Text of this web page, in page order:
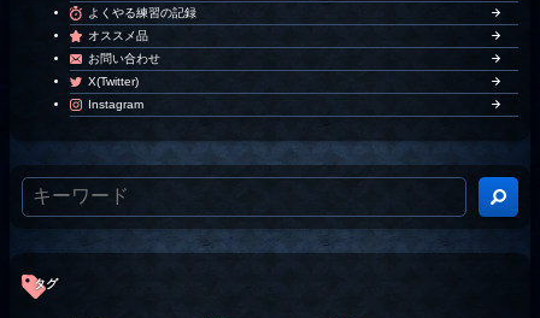
よくやる練習の記録
オススメ品
お問い合わせ
X(Twitter)
Instagram
タグ